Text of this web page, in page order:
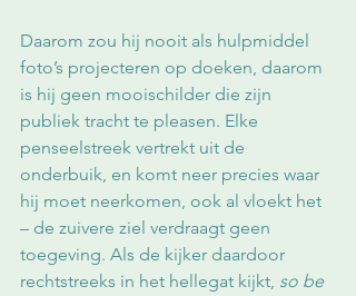
Daarom zou hij nooit als hulpmiddel
foto’s projecteren op doeken, daarom
is hij geen mooischilder die zijn
publiek tracht te pleasen. Elke
penseelstreek vertrekt uit de
onderbuik, en komt neer precies waar
hij moet neerkomen, ook al vloekt het
– de zuivere ziel verdraagt geen
toegeving. Als de kijker daardoor
rechtstreeks in het hellegat kijkt, so be